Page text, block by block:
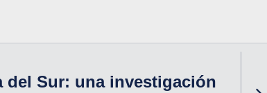
del Sur: una investigación